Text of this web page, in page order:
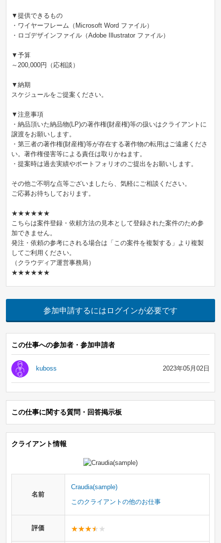
▼提供できるもの
・ワイヤーフレーム（Microsoft Word ファイル）
・ロゴデザインファイル（Adobe Illustrator ファイル）
▼予算
～200,000円（応相談）
▼納期
スケジュールをご提案ください。
▼注意事項
・納品頂いた納品物(LP)の著作権(財産権)等の扱いはクライアントに
譲渡をお願いします。
・第三者の著作権(財産権)等が存在する著作物の転用はご遠慮くださ
い。著作権侵害等による責任は取りかねます。
・提案時は過去実績やポートフォリオのご提出をお願いします。
その他ご不明な点等ございましたら、気軽にご相談ください。
ご応募お待ちしております。
★★★★★★
こちらは案件登録・依頼方法の見本として登録された案件のため参
加できません。
発注・依頼の参考にされる場合は「この案件を複製する」より複製
してご利用ください。
（クラウディア運営事務局）
★★★★★★
参加申請するにはログインが必要です
この仕事への参加者・参加申請者
kuboss 2023年05月02日
この仕事に関する質問・回答掲示板
クライアント情報
名前
Craudia(sample)
このクライアントの他のお仕事
評価